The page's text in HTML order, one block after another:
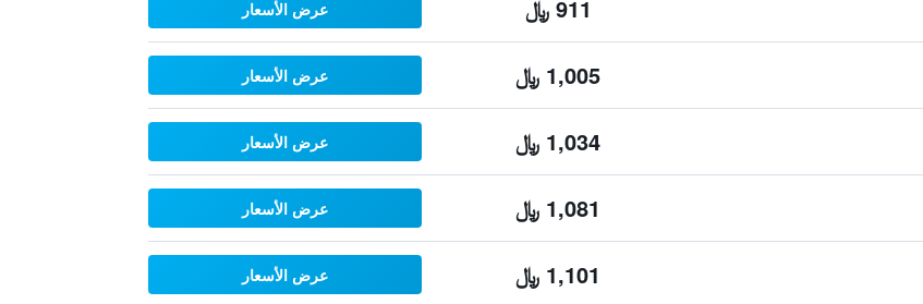
911 ﷼ عرض الأسعار
1,005 ﷼ عرض الأسعار
1,034 ﷼ عرض الأسعار
1,081 ﷼ عرض الأسعار
1,101 ﷼ عرض الأسعار